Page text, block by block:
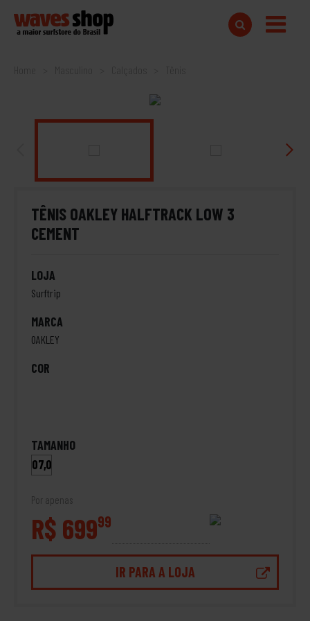
Home
TÊNIS OAKLEY HALFTRACK LOW 3
CEMENT
LOJA
Surftrip
MARCA
OAKLEY
COR
TAMANHO
07,0
Por apenas
R$ 69999
IR PARA A LOJA